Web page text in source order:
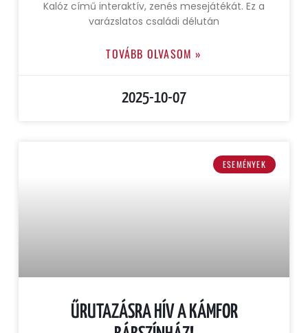
Kalóz című interaktív, zenés mesejátékát. Ez a
varázslatos családi délután
TOVÁBB OLVASOM »
2025-10-07
ESEMÉNYEK
ŰRUTAZÁSRA HÍV A KÁMFOR